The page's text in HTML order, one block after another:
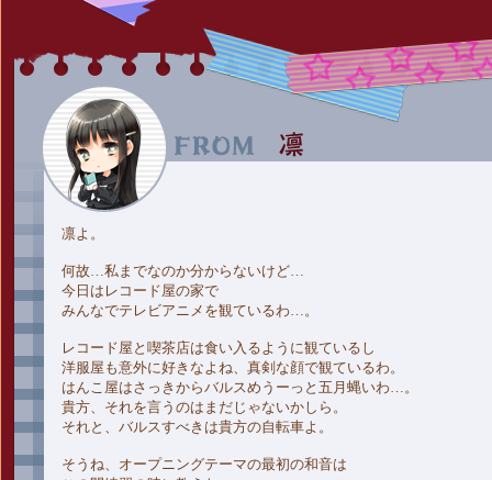
凛よ。
何故…私までなのか分からないけど…
今日はレコード屋の家で
みんなでテレビアニメを観ているわ…。
レコード屋と喫茶店は食い入るように観ているし
洋服屋も意外に好きなよね、真剣な顔で観ているわ。
はんこ屋はさっきからバルスめうーっと五月蝿いわ…。
貴方、それを言うのはまだじゃないかしら。
それと、バルスすべきは貴方の自転車よ。
そうね、オープニングテーマの最初の和音は